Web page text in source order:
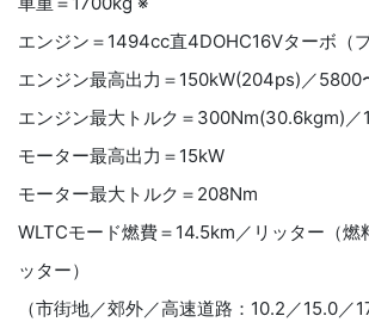
エンジン＝1494cc直4DOHC16Vターボ（
エンジン最高出力＝150kW(204ps)／5800
エンジン最大トルク＝300Nm(30.6kgm)
モーター最高出力＝15kW
モーター最大トルク＝208Nm
WLTCモード燃費＝14.5km／リッター（燃
ッター）
（市街地／郊外／高速道路：10.2／15.0／